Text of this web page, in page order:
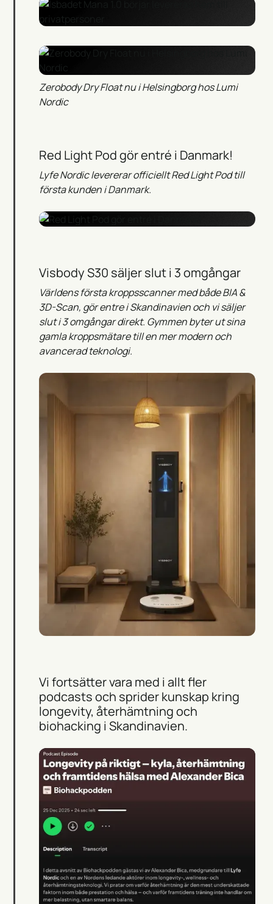
Zerobody Dry Float nu i Helsingborg hos Lumi
Nordic
Red Light Pod gör entré i Danmark!
Lyfe Nordic levererar officiellt Red Light Pod till
första kunden i Danmark.
Visbody S30 säljer slut i 3 omgångar
Världens första kroppsscanner med både BIA &
3D-Scan, gör entre i Skandinavien och vi säljer
slut i 3 omgångar direkt. Gymmen byter ut sina
gamla kroppsmätare till en mer modern och
avancerad teknologi.
Vi fortsätter vara med i allt fler
podcasts och sprider kunskap kring
longevity, återhämtning och
biohacking i Skandinavien.